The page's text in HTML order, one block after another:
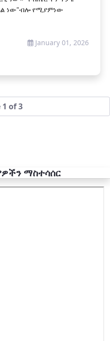
ነው"ብሎ የሚያምነው
January 01, 2026
1 of 3
ማስተሳሰር